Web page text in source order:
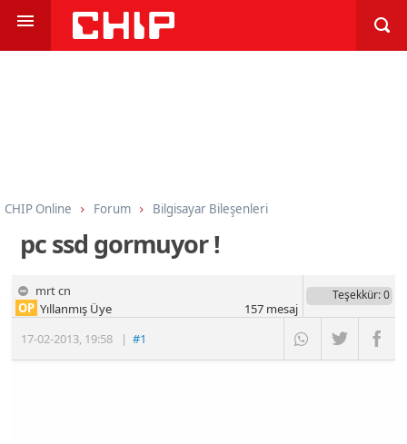
CHIP Online Forum
Bilgisayar Bileşenleri
Sabit Diskler, SSD, Flash Bellek
pc ssd gormuyor !
mrt cn
17-02-2013, 19:58 |#1
OP Yıllanmış Üye
Teşekkür: 0
157mesaj